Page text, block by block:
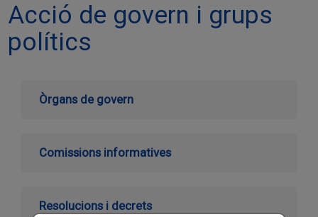
Acció de govern i grups
polítics
Òrgans de govern
Comissions informatives
Resolucions i decrets